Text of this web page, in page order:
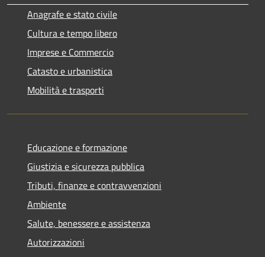
Anagrafe e stato civile
Cultura e tempo libero
Imprese e Commercio
Catasto e urbanistica
Mobilità e trasporti
Educazione e formazione
Giustizia e sicurezza pubblica
Tributi, finanze e contravvenzioni
Ambiente
Salute, benessere e assistenza
Autorizzazioni